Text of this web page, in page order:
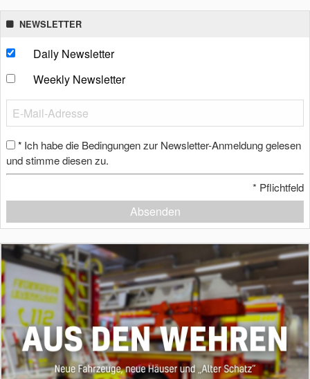
NEWSLETTER
Daily Newsletter
Weekly Newsletter
* Ich habe die Bedingungen zur Newsletter-Anmeldung gelesen
und stimme diesen zu.
* Pflichtfeld
Absenden